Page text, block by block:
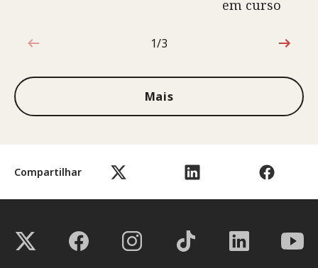
Compartilhar
em curso
1 de 3
1/3
Mais